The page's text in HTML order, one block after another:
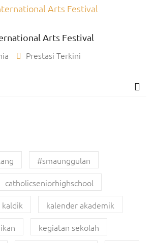
Arts Festival
Prestasi Terkini
#smaunggulan
catholicseniorhighschool
kaldik
kalender akademik
kegiatan sekolah